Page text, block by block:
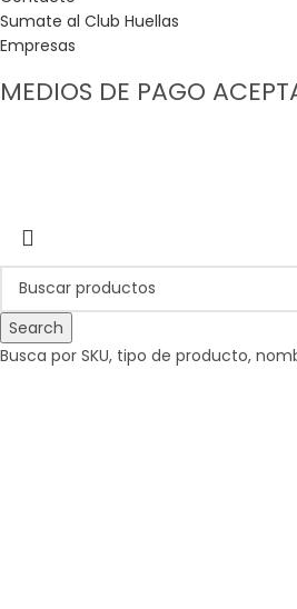
Sumate al Club Huellas
Empresas
MEDIOS DE PAGO
Search
Busca por SKU, tipo de producto,